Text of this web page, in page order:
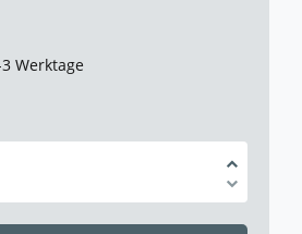
Werktage